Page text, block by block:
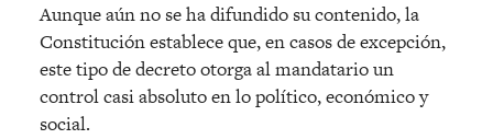
Aunque aún no se ha difundido su contenido, la
Constitución establece que, en casos de excepción,
este tipo de decreto otorga al mandatario un
control casi absoluto en lo político, económico y
social.